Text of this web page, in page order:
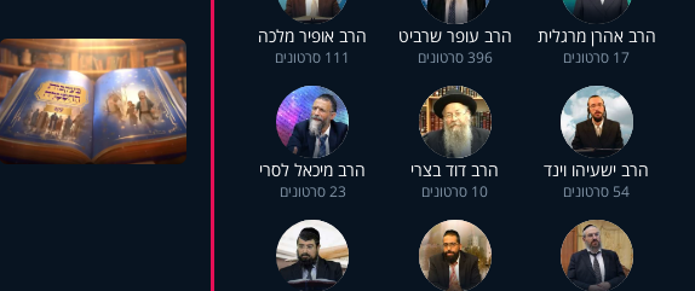
הרב אהרן מרגלית
17 סרטונים
הרב עופר שרביט
396 סרטונים
הרב אופיר מלכה
111 סרטונים
הרב ישעיהו וינד
54 סרטונים
הרב דוד בצרי
10 סרטונים
הרב מיכאל לסרי
23 סרטונים